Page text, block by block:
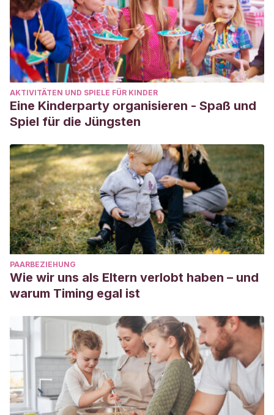
AKTIVITÄTEN UND SPIELE FÜR KINDER
Eine Kinderparty organisieren - Spaß und
Spiel für die Jüngsten
PAARBEZIEHUNG
Wie wir uns als Eltern verlobt haben – und
warum Timing egal ist